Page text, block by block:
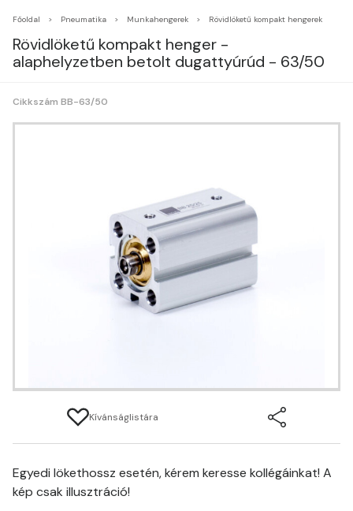
Főoldal Pneumatika Munkahengerek Rövidlöketű kompakt hengerek
Rövidlöketű kompakt henger -
alaphelyzetben betolt dugattyúrúd - 63/50
Cikkszám BB-63/50
Kívánságlistára
Egyedi lökethossz esetén, kérem keresse kollégáinkat! A
kép csak illusztráció!